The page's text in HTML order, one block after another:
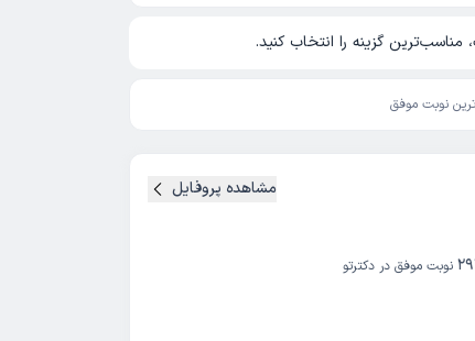
گزینه را انتخاب کنید.
نوبت موفق
نوبت موفق در دکترتو
مشاهده پروفایل